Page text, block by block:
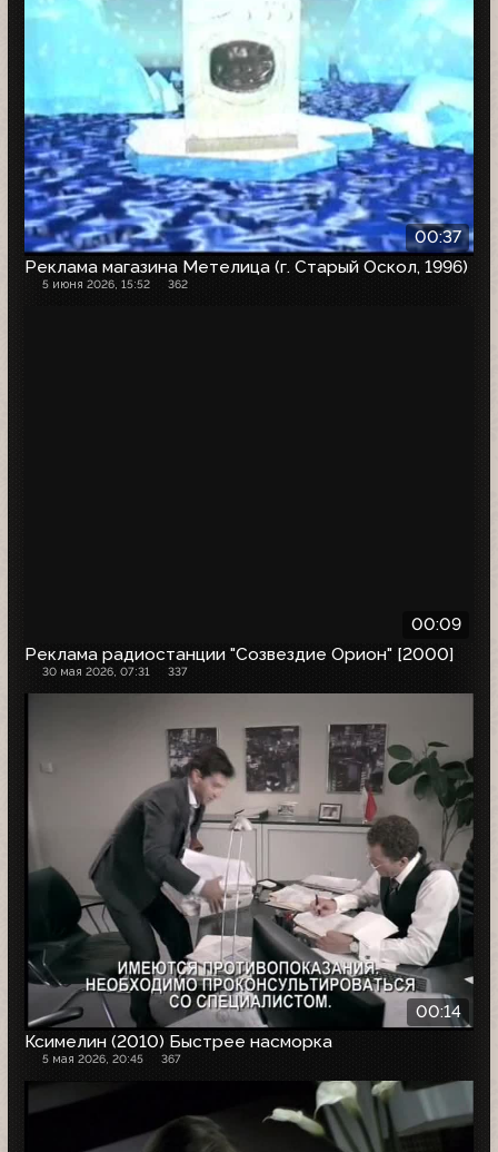
00:37
Реклама магазина Метелица (г. Старый Оскол, 1996)
5 июня 2026, 15:52 362
00:09
Реклама радиостанции "Созвездие Орион" [2000]
30 мая 2026, 07:31 337
00:14
Ксимелин (2010) Быстрее насморка
5 мая 2026, 20:45 367